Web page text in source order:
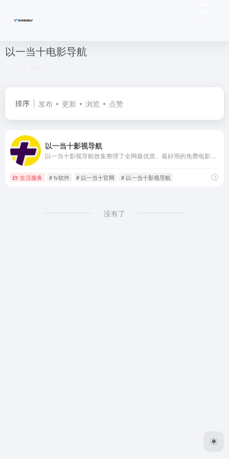
以一当十电影导航
排序 发布 更新 浏览 点赞
以一当十影视导航
生活服务 # tv软件 # 以一当十官网 # 以一当十影视导航
没有了